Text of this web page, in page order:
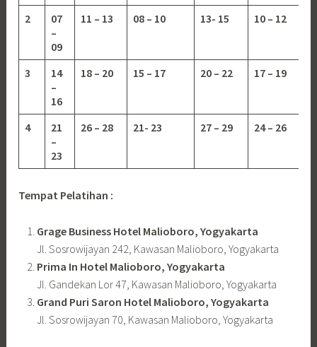
2
07
–
09
11 – 13 08 – 10 13- 15 10 – 12
3
14
–
16
18 – 20 15 – 17 20 – 22 17 – 19
4
21
–
23
26 – 28 21- 23 27 – 29 24 – 26
Tempat Pelatihan :
Grage Business Hotel Malioboro, Yogyakarta
Jl. Sosrowijayan 242, Kawasan Malioboro, Yogyakarta
Prima In Hotel Malioboro, Yogyakarta
Jl. Gandekan Lor 47, Kawasan Malioboro, Yogyakarta
Grand Puri Saron Hotel Malioboro, Yogyakarta
Jl. Sosrowijayan 70, Kawasan Malioboro, Yogyakarta